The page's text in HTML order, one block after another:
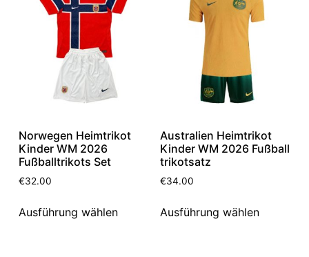
Norwegen Heimtrikot
Kinder WM 2026
Fußballtrikots Set
€32.00
Ausführung wählen
Australien Heimtrikot
Kinder WM 2026 Fußball
trikotsatz
€34.00
Ausführung wählen